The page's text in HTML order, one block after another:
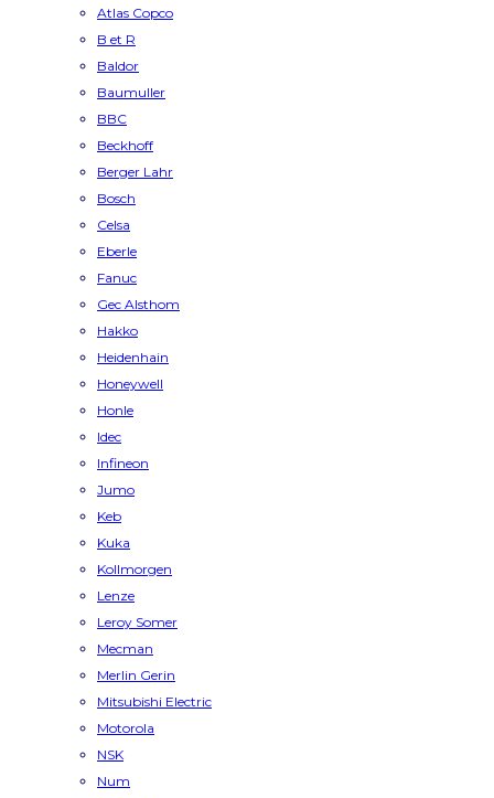
Atlas Copco
B et R
Baldor
Baumuller
BBC
Beckhoff
Berger Lahr
Bosch
Celsa
Eberle
Fanuc
Gec Alsthom
Hakko
Heidenhain
Honeywell
Honle
Idec
Infineon
Jumo
Keb
Kuka
Kollmorgen
Lenze
Leroy Somer
Mecman
Merlin Gerin
Mitsubishi Electric
Motorola
NSK
Num